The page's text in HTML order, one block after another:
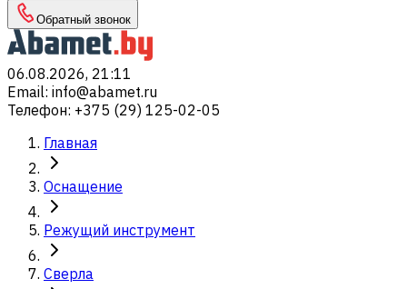
Обратный звонок
06.08.2026, 21:11
Email: info@abamet.ru
Телефон: +375 (29) 125-02-05
Главная
Оснащение
Режущий инструмент
Сверла